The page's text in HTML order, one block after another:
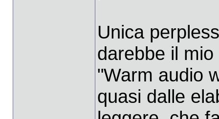
Unica
darebbe il
"Warm audio
quasi dalle